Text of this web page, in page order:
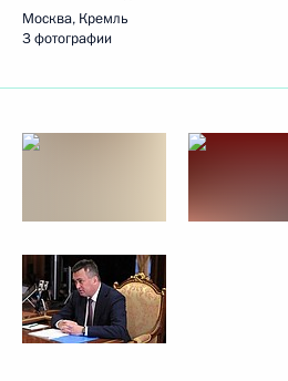
Москва, Кремль
3 фотографии